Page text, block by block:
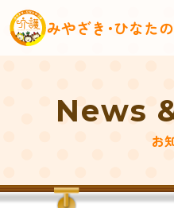
みやざき･ひなた
お
News